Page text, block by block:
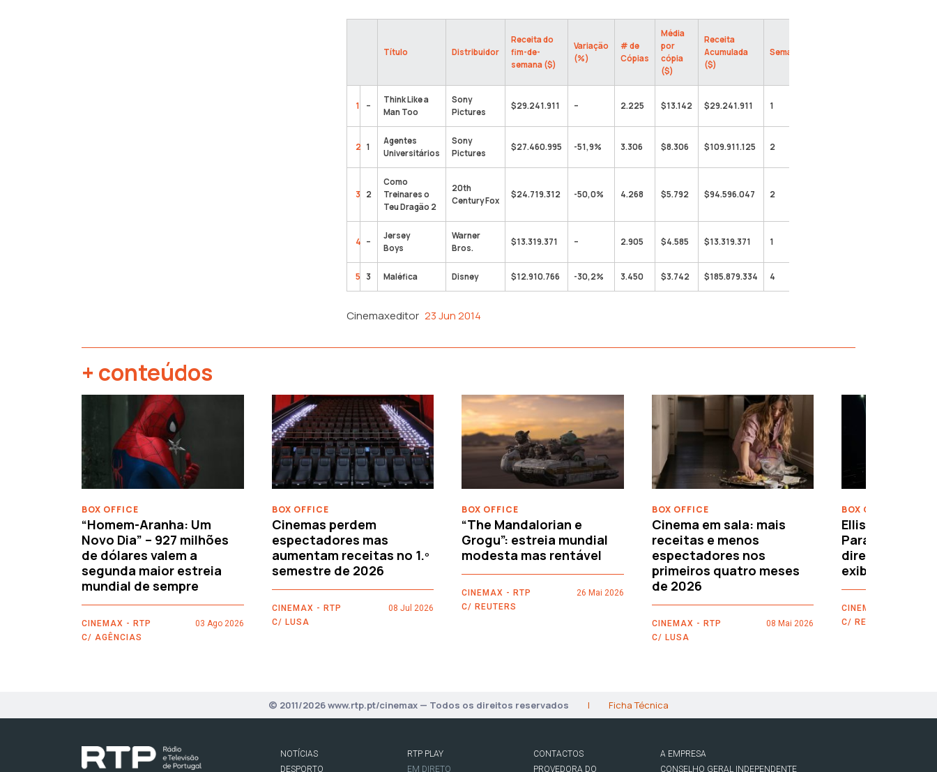
Título Distribuidor
Receita do
fim-de-
semana ($)
Variação
(%)
# de
Cópias
Média
por
cópia
($)
Receita
Acumulada
($)
Semana
1 –
Think Like a
Man Too
Sony
Pictures
$29.241.911 – 2.225 $13.142 $29.241.911 1
2 1
Agentes
Universitários
Sony
Pictures
$27.460.995 -51,9% 3.306 $8.306 $109.911.125 2
3 2
Como
Treinares o
Teu Dragão 2
20th
Century Fox
$24.719.312 -50,0% 4.268 $5.792 $94.596.047 2
4 –
Jersey
Boys
Warner
Bros.
$13.319.371 – 2.905 $4.585 $13.319.371 1
5 3 Maléfica Disney $12.910.766 -30,2% 3.450 $3.742 $185.879.334 4
Cinemaxeditor 23 Jun 2014
+ conteúdos
BOX OFFICE
“Homem-Aranha: Um
Novo Dia” – 927 milhões
de dólares valem a
segunda maior estreia
mundial de sempre
CINEMAX - RTP
C/ AGÊNCIAS
03 Ago 2026
BOX OFFICE
Cinemas perdem
espectadores mas
aumentam receitas no 1.º
semestre de 2026
CINEMAX - RTP
C/ LUSA
08 Jul 2026
BOX OFFICE
“The Mandalorian e
Grogu”: estreia mundial
modesta mas rentável
CINEMAX - RTP
C/ REUTERS
26 Mai 2026
BOX OFFICE
Cinema em sala: mais
receitas e menos
espectadores nos
primeiros quatro meses
de 2026
CINEMAX - RTP
C/ LUSA
08 Mai 2026
BOX OFFICE
Ellison leva o
directamente
exibidores
CINEMAX - RTP
C/ REUTERS
© 2011/2026 www.rtp.pt/cinemax — Todos os direitos reservados | Ficha Técnica
NOTÍCIAS
DESPORTO
RTP PLAY
EM DIRETO
CONTACTOS
PROVEDORA DO
A EMPRESA
CONSELHO GERAL INDEPENDENTE